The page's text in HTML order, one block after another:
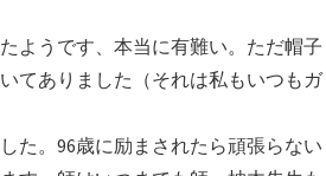
ようです、本当に有難い。ただ帽子
てありました（それは私もいつもガ
た。96歳に励まされたら頑張らない